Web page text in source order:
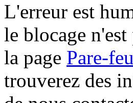
L'erreur est
le blocage
la page Pare-
trouverez des